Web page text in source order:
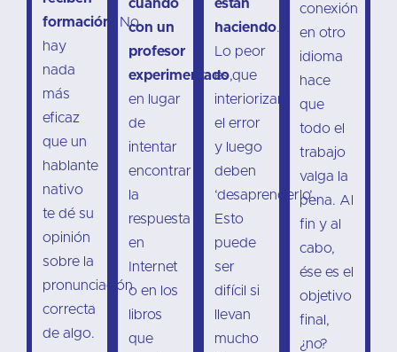
formación.
No
hay
nada
más
eficaz
que un
hablante
nativo
te dé su
opinión
sobre la
pronunciación
correcta
de algo.
cuando
con un
profesor
experimentado,
en lugar
de
intentar
encontrar
la
respuesta
en
Internet
o en los
libros
que
están
haciendo.
Lo peor
es que
interiorizan
el error
y luego
deben
‘desaprenderlo’.
Esto
puede
ser
difícil si
llevan
mucho
conexión
en otro
idioma
hace
que
todo el
trabajo
valga la
pena. Al
fin y al
cabo,
ése es el
objetivo
final,
¿no?